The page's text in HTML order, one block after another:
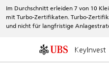
Im Durchschnitt erleiden 7 von 10
mit Turbo-Zertifikaten. Turbo-
und nicht für langfristige
KeyInvest